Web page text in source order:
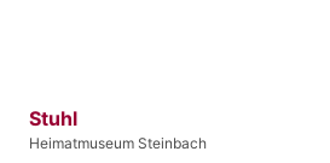
Stuhl
Heimatmuseum Steinbach